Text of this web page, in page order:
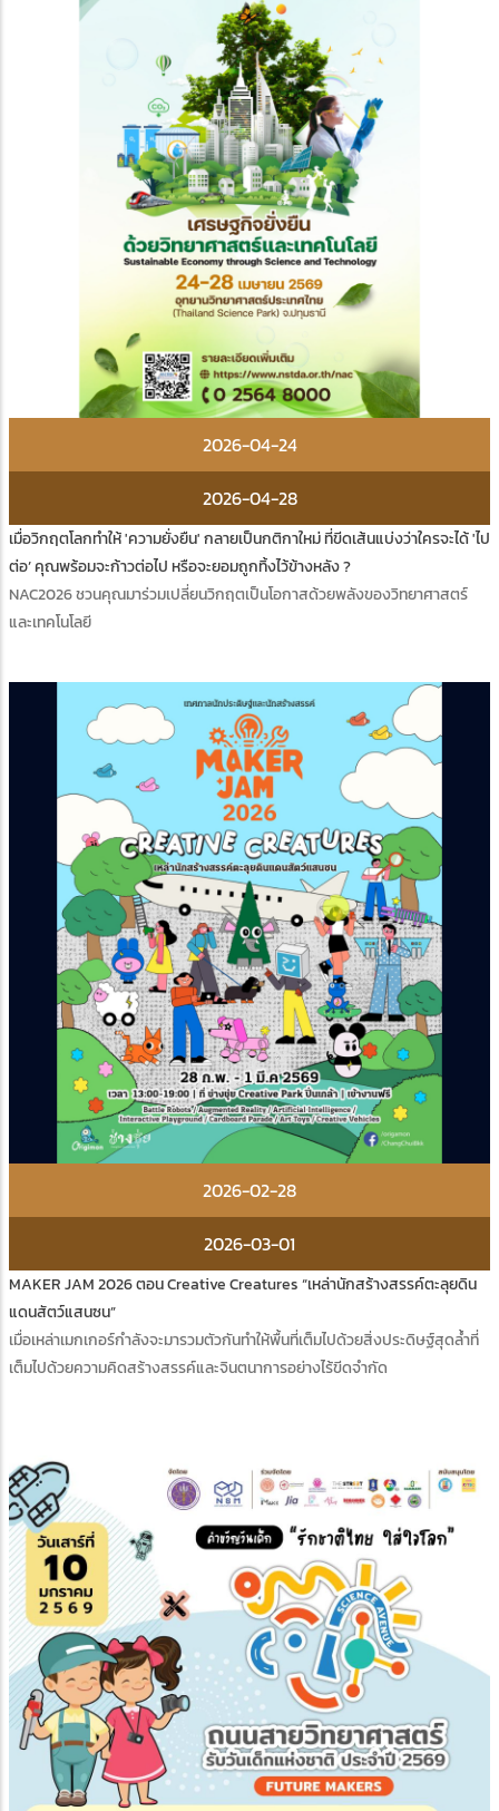
2026-04-24
2026-04-28
เมื่อวิกฤตโลกทำให้ 'ความยั่งยืน' กลายเป็นกติกาใหม่ ที่ขีดเส้นแบ่งว่าใครจะได้ 'ไป
ต่อ’ คุณพร้อมจะก้าวต่อไป หรือจะยอมถูกทิ้งไว้ข้างหลัง ?
NAC2026 ชวนคุณมาร่วมเปลี่ยนวิกฤตเป็นโอกาสด้วยพลังของวิทยาศาสตร์
และเทคโนโลยี
2026-02-28
2026-03-01
MAKER JAM 2026 ตอน Creative Creatures “เหล่านักสร้างสรรค์ตะลุยดิน
แดนสัตว์แสนซน”
เมื่อเหล่าเมกเกอร์กำลังจะมารวมตัวกันทำให้พื้นที่เต็มไปด้วยสิ่งประดิษฐ์สุดล้ำที่
เต็มไปด้วยความคิดสร้างสรรค์และจินตนาการอย่างไร้ขีดจำกัด